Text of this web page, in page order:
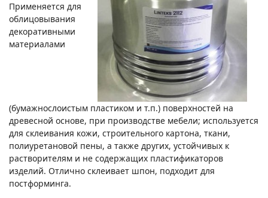
Применяется для
облицовывания
декоративными
материалами
(бумажнослоистым пластиком и т.п.) поверхностей на
древесной основе, при производстве мебели; используется
для склеивания кожи, строительного картона, ткани,
полиуретановой пены, а также других, устойчивых к
растворителям и не содержащих пластификаторов
изделий. Отлично склеивает шпон, подходит для
постформинга.